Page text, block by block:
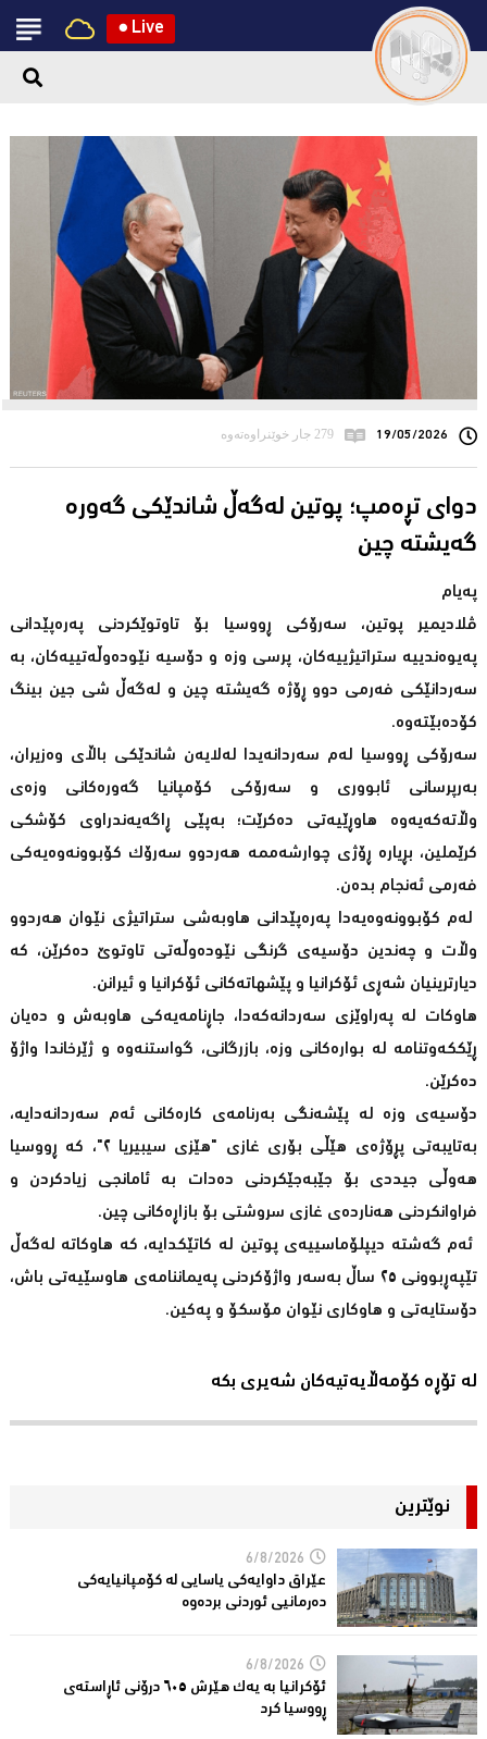
● Live
19/05/2026 279 جار خوێنراوەتەوە
دواى تڕەمپ؛ پوتین لەگەڵ شاندێکى گەورە
گەیشتە چین
پەیام
ڤلادیمیر پوتین، سەرۆکی ڕووسیا بۆ تاوتوێکردنی پەرەپێدانی
پەیوەندییە ستراتیژییەکان، پرسی وزە و دۆسیە نێودەوڵەتییەکان، بە
سەردانێکی فەرمی دوو ڕۆژە گەیشتە چین و لەگەڵ شی جین بینگ
کۆدەبێتەوە.
سەرۆکی ڕووسیا لەم سەردانەیدا لەلایەن شاندێکی باڵای وەزیران،
بەرپرسانی ئابووری و سەرۆکی کۆمپانیا گەورەکانی وزەی
وڵاتەکەیەوە هاوڕێیەتی دەکرێت؛ بەپێی ڕاگەیەندراوی کۆشکی
کرێملین، بڕیارە ڕۆژی چوارشەممە هەردوو سەرۆک کۆبوونەوەیەکی
فەرمی ئەنجام بدەن.
لەم کۆبوونەوەیەدا پەرەپێدانی هاوبەشی ستراتیژی نێوان هەردوو
وڵات و چەندین دۆسیەی گرنگی نێودەوڵەتی تاوتوێ دەکرێن، کە
دیارترینیان شەڕی ئۆکرانیا و پێشهاتەکانی ئۆکرانیا و ئیرانن.
هاوکات لە پەراوێزی سەردانەکەدا، جاڕنامەیەکی هاوبەش و دەیان
ڕێککەوتنامە لە بوارەکانی وزە، بازرگانی، گواستنەوە و ژێرخاندا واژۆ
دەکرێن.
دۆسیەی وزە لە پێشەنگی بەرنامەی کارەکانی ئەم سەردانەدایە،
بەتایبەتی پڕۆژەی هێڵی بۆری غازی "هێزی سیبیریا ٢"، کە ڕووسیا
هەوڵی جیددی بۆ جێبەجێکردنی دەدات بە ئامانجی زیادکردن و
فراوانکردنی هەناردەی غازی سروشتی بۆ بازاڕەکانی چین.
ئەم گەشتە دیپلۆماسییەی پوتین لە کاتێکدایە، کە هاوکاتە لەگەڵ
تێپەڕبوونی ٢٥ ساڵ بەسەر واژۆکردنی پەیماننامەی هاوسێیەتی باش،
دۆستایەتی و هاوکاری نێوان مۆسکۆ و پەکین.
لە تۆڕە کۆمەڵایەتیەکان شەیری بکە
نوێترین
6/8/2026
عێراق داوایەکی یاسایی لە کۆمپانیایه‌كی
دەرمانیى ئوردنی بردەوە
6/8/2026
ئۆکرانیا بە یەک هێرش ٦٠٥ درۆنی ئاڕاستەى
ڕووسیا کرد